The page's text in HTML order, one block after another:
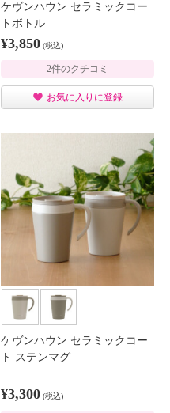
ケヴンハウン セラミックコー
トボトル
¥3,850 (税込)
2件のクチコミ
お気に入りに登録
ケヴンハウン セラミックコー
ト ステンマグ
¥3,300 (税込)